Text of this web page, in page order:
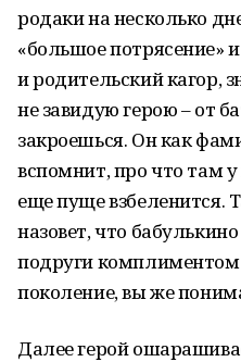
родаки на несколько
«большое потрясение»
и родительский кагор,
не завидую герою – от
закроешься. Он как
вспомнит, про что там
еще пуще
назовет, что
подруги комплиментом
поколение, вы же
Далее герой